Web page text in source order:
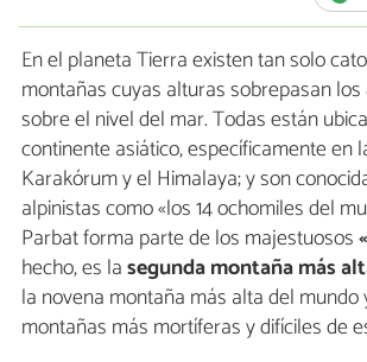
En el planeta Tierra existen tan solo
montañas cuyas alturas sobrepasan
sobre el nivel del mar. Todas están
continente asiático, específicamente en
Karakórum y el Himalaya; y son
alpinistas como «los 14 ochomiles del
Parbat forma parte de los majestuosos
hecho, es lasegunda montaña más
la novena montaña más alta del mundo
montañas más mortíferas y difíciles de